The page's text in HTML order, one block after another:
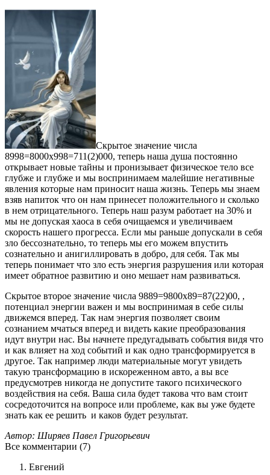
Скрытое значение числа
8998=8000х998=711(2)000, теперь наша душа постоянно
открывает новые тайны и пронизывает физическое тело все
глубже и глубже и мы воспринимаем малейшие негативные
явления которые нам приносит наша жизнь. Теперь мы знаем
взяв напиток что он нам принесет положительного и сколько
в нем отрицательного. Теперь наш разум работает на 30% и
мы не допуская хаоса в себя очищаемся и увеличиваем
скорость нашего прогресса. Если мы раньше допускали в себя
зло бессознательно, то теперь мы его можем впустить
сознательно и анигиллировать в добро, для себя. Так мы
теперь понимает что зло есть энергия разрушения или которая
имеет обратное развитию и оно мешает нам развиваться.
Скрытое второе значение числа 9889=9800х89=87(22)00, ,
потенциал энергии важен и мы воспринимая в себе силы
движемся вперед. Так нам энергия позволяет своим
сознанием мчаться вперед и видеть какие преобразования
идут внутри нас. Вы начнете предугадывать события видя что
и как влияет на ход событий и как одно трансформируется в
другое. Так например люди материальные могут увидеть
такую трансформацию в искореженном авто, а вы все
предусмотрев никогда не допустите такого психического
воздействия на себя. Ваша сила будет такова что вам стоит
сосредоточится на вопросе или проблеме, как вы уже будете
знать как ее решить и каков будет результат.
Автор: Ширяев Павел Григорьевич
Все комментарии (7)
Евгений